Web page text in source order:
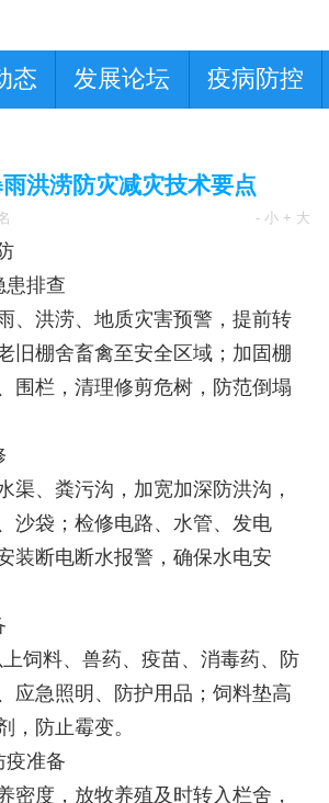
态 发展论坛 疫病防控
洪涝防灾减灾技术要点
- 小 + 大
排查
洪涝、地质灾害预警，提前转
旧棚舍畜禽至安全区域；加固棚
围栏，清理修剪危树，防范倒塌
、粪污沟，加宽加深防洪沟，
沙袋；检修电路、水管、发电
装断电断水报警，确保水电安
料、兽药、疫苗、消毒药、防
应急照明、防护用品；饲料垫高
，防止霉变。
准备
度，放牧养殖及时转入栏舍，